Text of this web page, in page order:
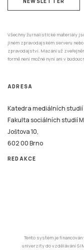
Všechny žurnalistické materiály
jiném zpravodajském serveru
zpravodajství. Mazání už
formě není možné nyní ani v
ADRESA
Katedra mediálních studií
Fakulta sociálních studií
Joštova 10,
602 00 Brno
REDAKCE
Tento systém je
univerzity do vzdělávání